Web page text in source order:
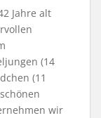
Jahre alt
(14
(11
wir